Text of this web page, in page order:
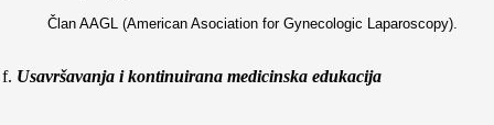
Član AAGL (American Asociation for Gynecologic Laparoscopy).
Usavršavanja i kontinuirana medicinska edukacija